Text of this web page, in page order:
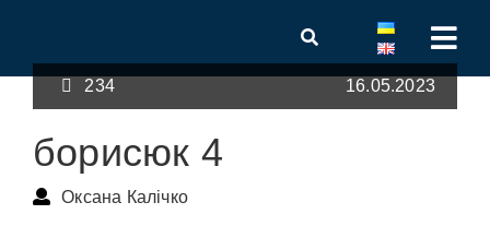
234 16.05.2023
борисюк 4
Оксана Калічко